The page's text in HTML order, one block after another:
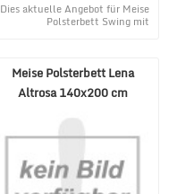
Dies aktuelle Angebot für Meise
Polsterbett Swing mit
Meise Polsterbett Lena
Altrosa 140x200 cm